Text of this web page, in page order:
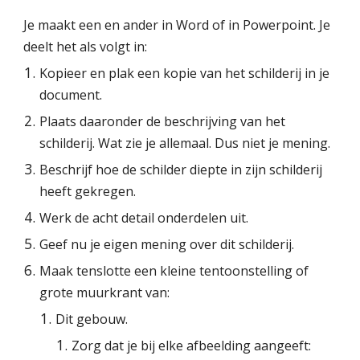
Je maakt een en ander in Word of in Powerpoint. Je
deelt het als volgt in:
Kopieer en plak een kopie van het schilderij in je
document.
Plaats daaronder de beschrijving van het
schilderij. Wat zie je allemaal. Dus niet je mening.
Beschrijf hoe de schilder diepte in zijn schilderij
heeft gekregen.
Werk de acht detail onderdelen uit.
Geef nu je eigen mening over dit schilderij.
Maak tenslotte een kleine tentoonstelling of
grote muurkrant van:
Dit gebouw.
Zorg dat je bij elke afbeelding aangeeft: